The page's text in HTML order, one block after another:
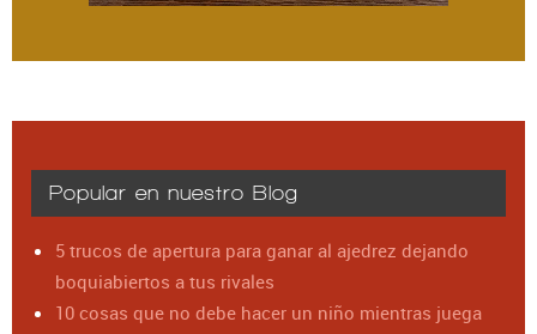
Popular en nuestro Blog
5 trucos de apertura para ganar al ajedrez dejando
boquiabiertos a tus rivales
10 cosas que no debe hacer un niño mientras juega